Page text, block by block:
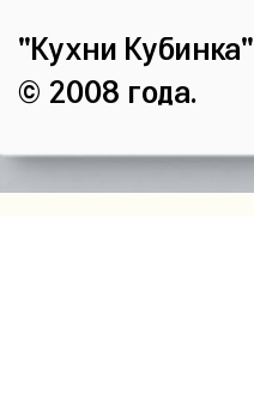
"Кухни Кубинка"
© 2008 года.